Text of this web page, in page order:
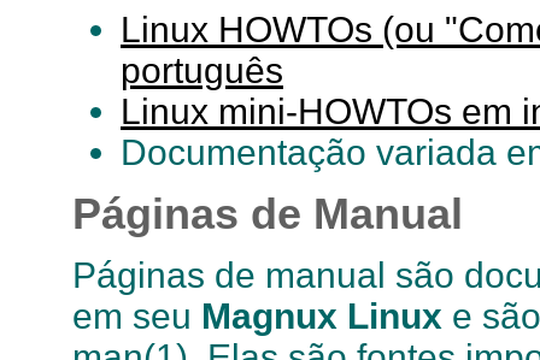
Linux HOWTOs (ou
português
Linux mini-HOWTOs em
Documentação variada
Páginas de Manual
Páginas de manual são
em seu Magnux Linux e